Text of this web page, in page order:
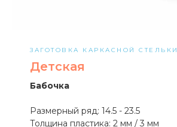
ЗАГОТОВКА КАРКАСНОЙ СТЕЛЬКИ
Детская
Бабочка
Размерный ряд: 14.5 - 23.5
Толщина пластика: 2 мм / 3 мм